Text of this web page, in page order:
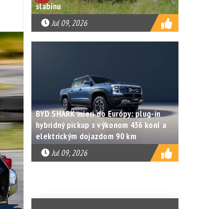
slabinu
Jul 09, 2026
BYD SHARK mieri do Európy: plug-in
hybridný pickup s výkonom 436 koní a
elektrickým dojazdom 90 km
Jul 09, 2026